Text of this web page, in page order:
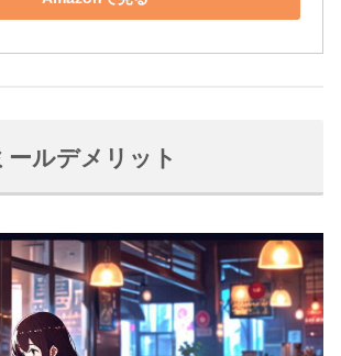
ールデメリット